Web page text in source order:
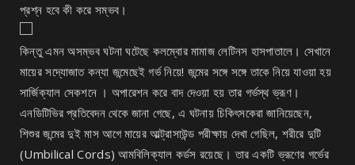
প্রশ্ন হবে কী করে সম্ভব।
কিন্তু এমন অসম্ভব ঘটনা ঘটেছে কলম্বোর মামাজ লেটিনস হাসপাতালে। সেখানে
মায়ের সদ্যোজাত কন্যা জন্মেছেই গর্ভ নিয়ে! জন্মের সঙ্গে সঙ্গে তাকে নিয়ে যাওয়া হয়
সার্জিক্যাল সেকশনে । অপারেশন করে বাদ দেওয়া হয় তার গর্ভস্থ ভ্রূণ।
এনডিটিভির প্রতিবেদন থেকে জানা গেছে, এ ঘটনায় চিকিৎসকেরা জানিয়েছেন,
শিশুর জন্মের দুই মাস আগে মায়ের আল্ট্রাসাউন্ড পরীক্ষায় দেখা গেছিল, শরীরে দুটি
(Umbilical Cords) আমবিলিক্যাল কর্ডস রয়েছে। তার একটি ভ্রূণের গর্ভের